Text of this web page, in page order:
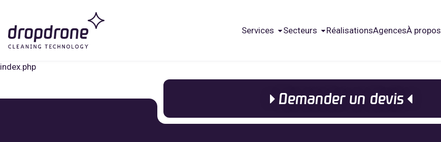
Services Secteurs RéalisationsAgencesÀ propos
index.php
Demander un devis